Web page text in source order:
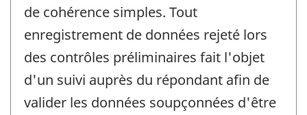
de cohérence simples. Tout
enregistrement de données rejeté lors
des contrôles préliminaires fait l'objet
d'un suivi auprès du répondant afin de
valider les données soupçonnées d'être